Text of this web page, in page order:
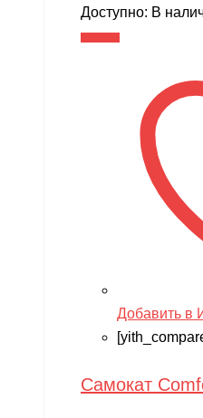
Доступно: В
Добавить в
Самокат